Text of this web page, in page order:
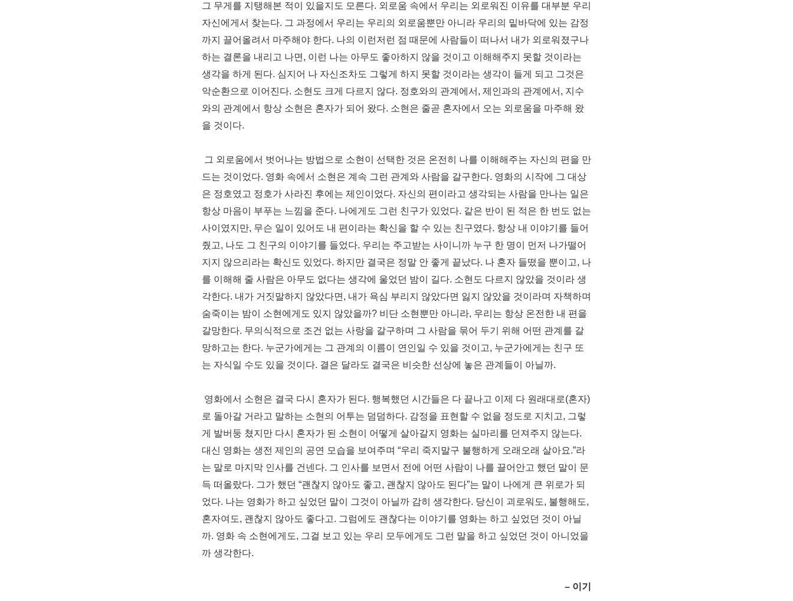
그 무게를 지탱해본 적이 있을지도 모른다. 외로움 속에서 우리는 외로워진 이유를 대부분 우리
자신에게서 찾는다. 그 과정에서 우리는 우리의 외로움뿐만 아니라 우리의 밑바닥에 있는 감정
까지 끌어올려서 마주해야 한다. 나의 이런저런 점 때문에 사람들이 떠나서 내가 외로워졌구나
하는 결론을 내리고 나면 , 이런 나는 아무도 좋아하지 않을 것이고 이해해주지 못할 것이라는
생각을 하게 된다. 심지어 나 자신조차도 그렇게 하지 못할 것이라는 생각이 들게 되고 그것은
악순환으로 이어진다. 소현도 크게 다르지 않다. 정호와의 관계에서 , 제인과의 관계에서 , 지수
와의 관계에서 항상 소현은 혼자가 되어 왔다. 소현은 줄곧 혼자에서 오는 외로움을 마주해 왔
을 것이다.
그 외로움에서 벗어나는 방법으로 소현이 선택한 것은 온전히 나를 이해해주는 자신의 편을 만
드는 것이었다. 영화 속에서 소현은 계속 그런 관계와 사람을 갈구한다. 영화의 시작에 그 대상
은 정호였고 정호가 사라진 후에는 제인이었다. 자신의 편이라고 생각되는 사람을 만나는 일은
항상 마음이 부푸는 느낌을 준다. 나에게도 그런 친구가 있었다. 같은 반이 된 적은 한 번도 없는
사이였지만, 무슨 일이 있어도 내 편이라는 확신을 할 수 있는 친구였다. 항상 내 이야기를 들어
줬고, 나도 그 친구의 이야기를 들었다. 우리는 주고받는 사이니까 누구 한 명이 먼저 나가떨어
지지 않으리라는 확신도 있었다. 하지만 결국은 정말 안 좋게 끝났다. 나 혼자 들떴을 뿐이고, 나
를 이해해 줄 사람은 아무도 없다는 생각에 울었던 밤이 길다. 소현도 다르지 않았을 것이라 생
각한다. 내가 거짓말하지 않았다면 , 내가 욕심 부리지 않았다면 잃지 않았을 것이라며 자책하며
숨죽이는 밤이 소현에게도 있지 않았을까? 비단 소현뿐만 아니라, 우리는 항상 온전한 내 편을
갈망한다. 무의식적으로 조건 없는 사랑을 갈구하며 그 사람을 묶어 두기 위해 어떤 관계를 갈
망하고는 한다. 누군가에게는 그 관계의 이름이 연인일 수 있을 것이고, 누군가에게는 친구 또
는 자식일 수도 있을 것이다. 결은 달라도 결국은 비슷한 선상에 놓은 관계들이 아닐까.
영화에서 소현은 결국 다시 혼자가 된다. 행복했던 시간들은 다 끝나고 이제 다 원래대로(혼자)
로 돌아갈 거라고 말하는 소현의 어투는 덤덤하다. 감정을 표현할 수 없을 정도로 지치고, 그렇
게 발버둥 쳤지만 다시 혼자가 된 소현이 어떻게 살아갈지 영화는 실마리를 던져주지 않는다.
대신 영화는 생전 제인의 공연 모습을 보여주며 “우리 죽지말구 불행하게 오래오래 살아요.”라
는 말로 마지막 인사를 건넨다. 그 인사를 보면서 전에 어떤 사람이 나를 끌어안고 했던 말이 문
득 떠올랐다. 그가 했던 “괜찮지 않아도 좋고, 괜찮지 않아도 된다”는 말이 나에게 큰 위로가 되
었다. 나는 영화가 하고 싶었던 말이 그것이 아닐까 감히 생각한다. 당신이 괴로워도, 불행해도,
혼자여도, 괜찮지 않아도 좋다고. 그럼에도 괜찮다는 이야기를 영화는 하고 싶었던 것이 아닐
까. 영화 속 소현에게도, 그걸 보고 있는 우리 모두에게도 그런 말을 하고 싶었던 것이 아니었을
까 생각한다.
– 이기